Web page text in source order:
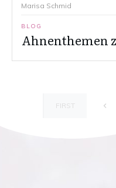
Marisa Schmid
BLOG
Ahnenthemen
FIRST